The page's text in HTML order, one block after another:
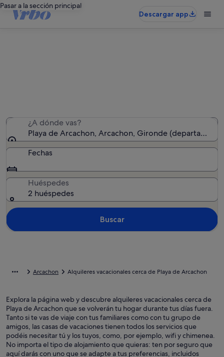
Pasar a la sección principal
Descargar app
¿A dónde vas?
Playa de Arcachon, Arcachon, Gironde
Fechas
Huéspedes
2 huéspedes
Buscar
Arcachon Alquileres vacacionales cerca de Playa de Arcachon
Explora la página web y descubre alquileres vacacionales cerca de
Playa de Arcachon que se volverán tu hogar durante tus días fuera.
Tanto si te vas de viaje con tus familiares como con tu grupo de
amigos, las casas de vacaciones tienen todos los servicios que
podéis necesitar tú y los tuyos, como, por ejemplo, wifi y chimenea.
No importa el tipo de alojamiento que quieras: ten por seguro que
aquí darás con uno que se adapte a tus preferencias, incluidos